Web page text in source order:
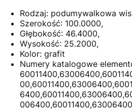
Rodzaj: podumywalkowa
Szerokość: 100.0000,
Głębokość: 46.4000,
Wysokość: 25.2000,
Kolor: grafit
Numery katalogowe